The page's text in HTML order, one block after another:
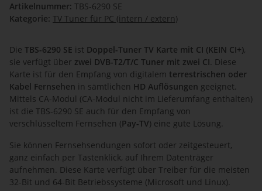
Artikelnummer: TBS-6290 SE
Kategorie: TV Tuner für PC (intern / extern)
Die TBS-6290 SE ist Doppel-Tuner TV Karte mit CI (KEIN CI+),
sie verfügt über zwei DVB-T2/T/C Tuner mit zwei CI. Diese
Karte ist für den Empfang von digitalem terrestrischen oder
Kabel Fernsehen in sämtlichen HD Auflösungen geeignet.
Mittels CA-Modul (CA-Modul nicht im Lieferumfang enthalten)
ist die TBS-6290 SE auch für den Empfang von
verschlüsseltem Fernsehen (Pay-TV) eine gute Lösung.
Sie können Fernsehsendungen sofort oder zeitgesteuert,
ganz einfach per Tastenklick, auf Ihrem Datenträger
aufnehmen. Diese Karte verfügt über Treiber für die meisten
32-Bit und 64-Bit Betriebssysteme (Microsoft und Linux).